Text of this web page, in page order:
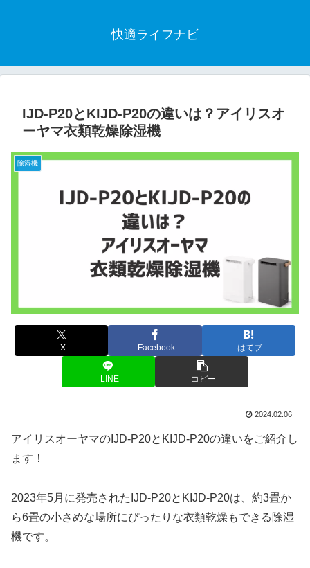
快適ライフナビ
IJD-P20とKIJD-P20の違いは？アイリスオ
ーヤマ衣類乾燥除湿機
除湿機
X Facebook はてブ
LINE コピー
2024.02.06
アイリスオーヤマのIJD-P20とKIJD-P20の違いをご紹介し
ます！
2023年5月に発売されたIJD-P20とKIJD-P20は、約3畳か
ら6畳の小さめな場所にぴったりな衣類乾燥もできる除湿
機です。